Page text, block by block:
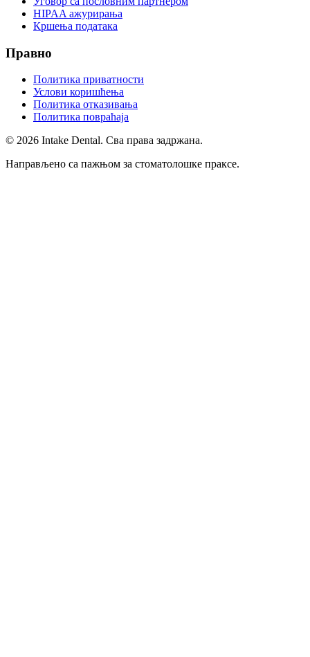
HIPAA ажурирања
Кршења података
Правно
Политика приватности
Услови коришћења
Политика отказивања
Политика повраћаја
© 2026 Intake Dental. Сва права задржана.
Направљено са пажњом за стоматолошке праксе.